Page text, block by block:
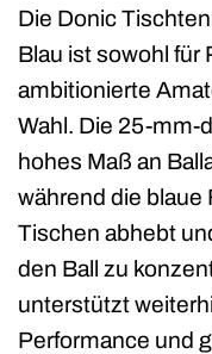
Die Donic
Blau ist sowohl für
ambitionierte
Wahl. Die 25-mm-
hohes Maß an
während die blaue
Tischen abhebt
den Ball zu
unterstützt
Performance und